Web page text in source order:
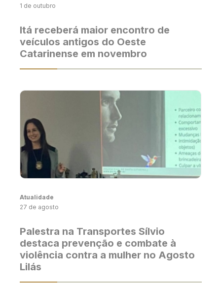
1 de outubro
Itá receberá maior encontro de
veículos antigos do Oeste
Catarinense em novembro
Atualidade
27 de agosto
Palestra na Transportes Sílvio
destaca prevenção e combate à
violência contra a mulher no Agosto
Lilás